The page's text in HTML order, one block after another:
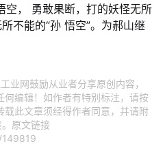
空， 勇敢果断，打的妖怪无所
不能的“孙 悟空”。为郝山继
业网鼓励从业者分享原创内容，
何编辑！如作者有特别标注，请按
载此文章须经得作者同意，并请附
。原文链接